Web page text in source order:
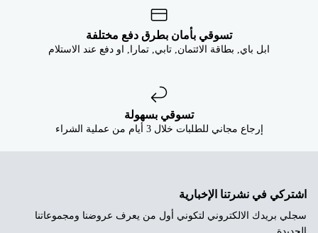
تسوقي بأمان بطرق دفع مختلفة
ابل باي, بطاقة الائتمان, تابي, تمارا, او دفع عند الاستلام
تسوقي بسهولة
إرجاع مجاني للطلبات خلال 3 أيام من عملية الشراء
اشتركي في نشرتنا الإخبارية
سجلي بريدك الالكتروني لتكوني أول من يعرف عروضنا ومجموعاتنا